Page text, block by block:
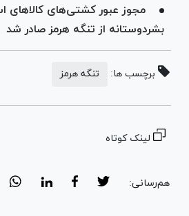
مجوز عبور کشتی‌های کالاهای
بشردوستانه از تنگه هرمز صادر شد
برچسب ها: تنگه هرمز
لینک کوتاه
هم‌رسانی: